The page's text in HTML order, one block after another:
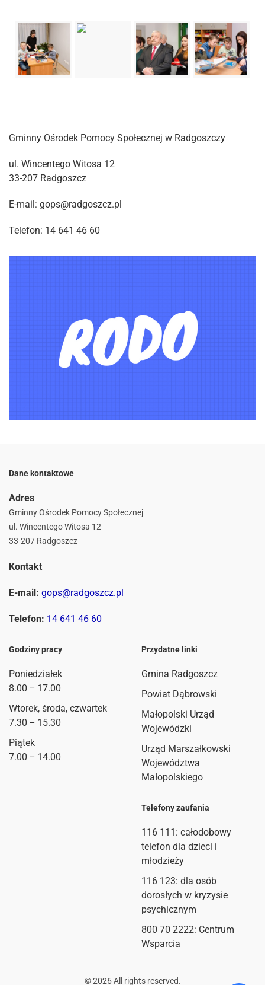
Gminny Ośrodek Pomocy Społecznej w Radgoszczy
ul. Wincentego Witosa 12
33-207 Radgoszcz
E-mail: gops@radgoszcz.pl
Telefon: 14 641 46 60
Dane kontaktowe
Adres
Gminny Ośrodek Pomocy Społecznej
ul. Wincentego Witosa 12
33-207 Radgoszcz
Kontakt
E-mail: gops@radgoszcz.pl
Telefon: 14 641 46 60
Godziny pracy
Poniedziałek
8.00 – 17.00
Wtorek, środa, czwartek
7.30 – 15.30
Piątek
7.00 – 14.00
Przydatne linki
Gmina Radgoszcz
Powiat Dąbrowski
Małopolski Urząd
Wojewódzki
Urząd Marszałkowski
Województwa
Małopolskiego
Telefony zaufania
116 111 : całodobowy
telefon dla dzieci i
młodzieży
116 123: dla osób
dorosłych w kryzysie
psychicznym
800 70 2222: Centrum
Wsparcia
©2026All rights reserved.